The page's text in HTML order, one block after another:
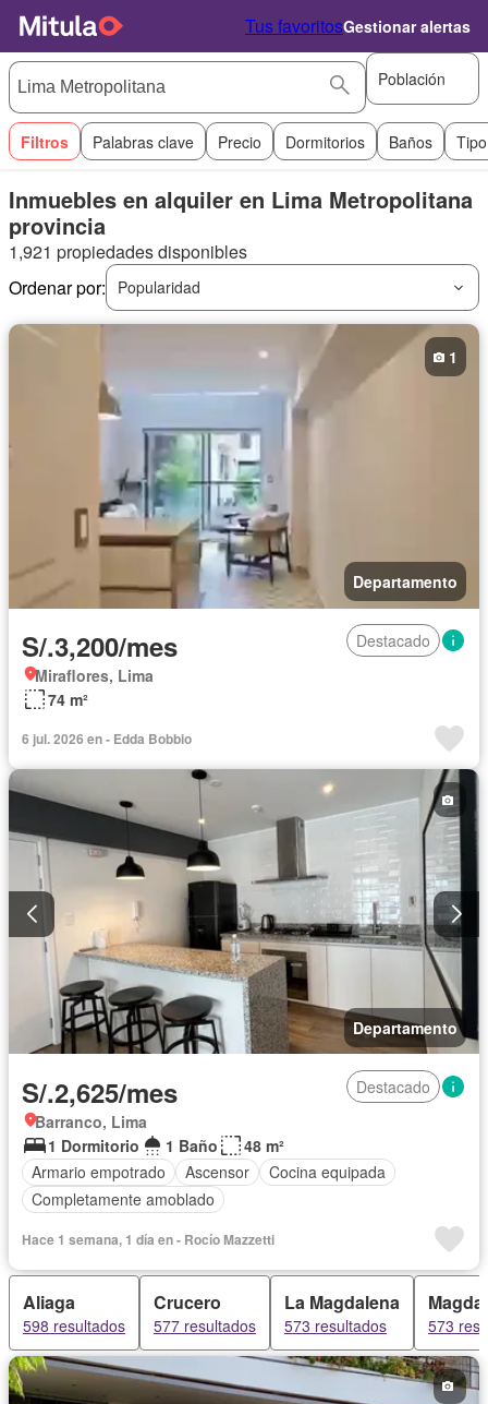
Tus favoritosGestionar alertas
Población
Filtros Palabras clave Precio Dormitorios Baños
Inmuebles en alquiler en Lima Metropolitana
provincia
1,921 propiedades disponibles
Ordenar por:
Popularidad
Departamento
1
S/.3,200/mes
Destacado
Miraflores, Lima
74 m²
6 jul. 2026 en - Edda Bobbio
Departamento
S/.2,625/mes
Destacado
Barranco, Lima
1 Dormitorio
1 Baño
48 m²
Armario empotrado
Ascensor
Cocina equipada
Completamente amoblado
Hace 1 semana, 1 día en - Rocío Mazzetti
Aliaga
598 resultados
Crucero
577 resultados
La Magdalena
573 resultados 573